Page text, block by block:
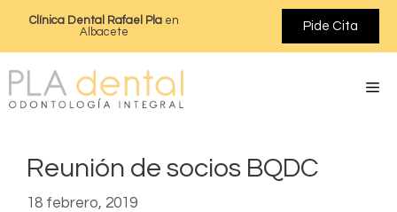
Clínica Dental Rafael Plaen
Albacete
Pide Cita
Reunión de socios BQDC
18 febrero, 2019